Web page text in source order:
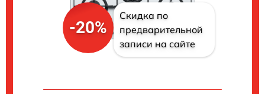
-20%
Скидка по
предварительной
записи на сайте